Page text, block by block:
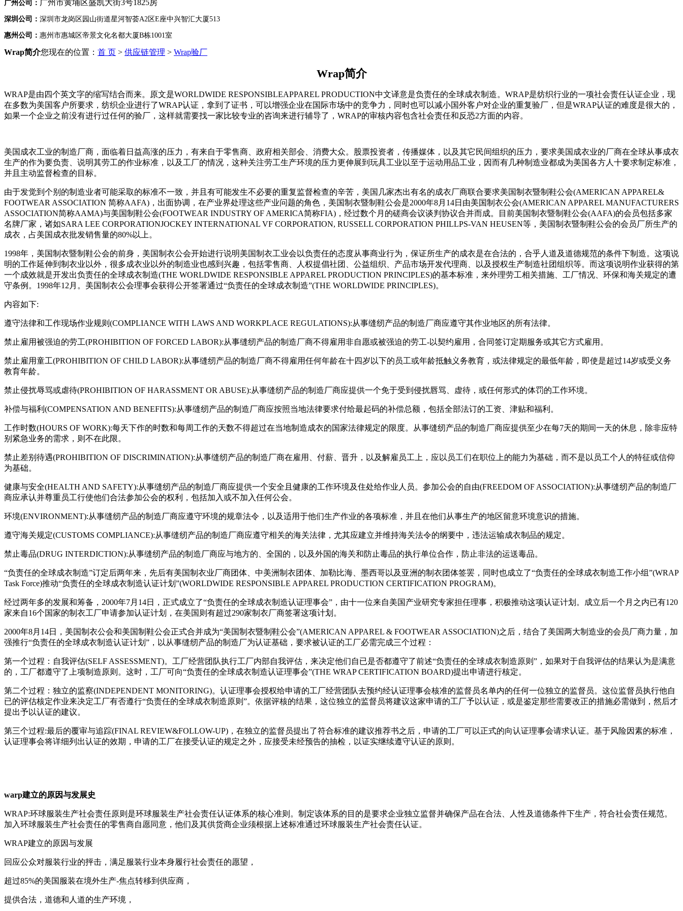
广州公司： 广州市黄埔区盛凯大街3号1825房
深圳公司： 深圳市龙岗区园山街道星河智荟A2区E座中兴智汇大厦513
惠州公司： 惠州市惠城区帝景文化名都大厦B栋1001室
Wrap简介您现在的位置： 首 页 > 供应链管理 > Wrap验厂
Wrap简介
WRAP是由四个英文字的缩写结合而来。原文是WORLDWIDE RESPONSIBLEAPPAREL PRODUCTION中文译意是负责任的全球成衣制造。WRAP是纺织行业的一项社会责任认证企业，现
在多数为美国客户所要求，纺织企业进行了WRAP认证，拿到了证书，可以增强企业在国际市场中的竞争力，同时也可以减小国外客户对企业的重复验厂，但是WRAP认证的难度是很大的，
如果一个企业之前没有进行过任何的验厂，这样就需要找一家比较专业的咨询来进行辅导了，WRAP的审核内容包含社会责任和反恐2方面的内容。
美国成衣工业的制造厂商，面临着日益高涨的压力，有来自于零售商、政府相关部会、消费大众。股票投资者，传播媒体，以及其它民间组织的压力，要求美国成衣业的厂商在全球从事成衣
生产的作为要负责、说明其劳工的作业标准，以及工厂的情况，这种关注劳工生产环境的压力更伸展到玩具工业以至于运动用品工业，因而有几种制造业都成为美国各方人十要求制定标准，
并且主动监督检查的目标。
由于发觉到个别的制造业者可能采取的标准不一致，并且有可能发生不必要的重复监督检查的辛苦，美国几家杰出有名的成衣厂商联合要求美国制衣暨制鞋公会(AMERICAN APPAREL&
FOOTWEAR ASSOCIATION 简称AAFA)，出面协调，在产业界处理这些产业问题的角色，美国制衣暨制鞋公会是2000年8月14日由美国制衣公会(AMERICAN APPAREL MANUFACTURERS
ASSOCIATION简称AAMA)与美国制鞋公会(FOOTWEAR INDUSTRY OF AMERICA简称FIA)，经过数个月的磋商会议谈判协议合并而成。目前美国制衣暨制鞋公会(AAFA)的会员包括多家
名牌厂家，诸如SARA LEE CORPORATIONJOCKEY INTERNATIONAL VF CORPORATION, RUSSELL CORPORATION PHILLPS-VAN HEUSEN等，美国制衣暨制鞋公会的会员厂所生产的
成衣，占美国成衣批发销售量的80%以上。
1998年，美国制衣暨制鞋公会的前身，美国制衣公会开始进行说明美国制衣工业会以负责任的态度从事商业行为，保证所生产的成衣是在合法的，合乎人道及道德规范的条件下制造。这项说
明的工作延伸到制衣业以外，很多成衣业以外的制造业也感到兴趣，包括零售商、人权提倡社团、公益组织、产品市场开发代理商、以及授权生产制造社团组织等。而这项说明作业获得的第
一个成效就是开发出负责任的全球成衣制造(THE WORLDWIDE RESPONSIBLE APPAREL PRODUCTION PRINCIPLES)的基本标准，来外理劳工相关措施、工厂情况、环保和海关规定的遭
守条例。1998年12月。美国制衣公会理事会获得公开签署通过“负责任的全球成衣制造”(THE WORLDWIDE PRINCIPLES)。
内容如下:
遵守法律和工作现场作业规则(COMPLIANCE WITH LAWS AND WORKPLACE REGULATIONS):从事缝纫产品的制造厂商应遵守其作业地区的所有法律。
禁止雇用被强迫的劳工(PROHIBITION OF FORCED LABOR):从事缝纫产品的制造厂商不得雇用非自愿或被强迫的劳工-以契约雇用，合同签订定期服务或其它方式雇用。
禁止雇用童工(PROHIBITION OF CHILD LABOR):从事缝纫产品的制造厂商不得雇用任何年龄在十四岁以下的员工或年龄抵触义务教育，或法律规定的最低年龄，即使是超过14岁或受义务
教育年龄。
禁止侵扰辱骂或虐待(PROHIBITION OF HARASSMENT OR ABUSE):从事缝纫产品的制造厂商应提供一个免于受到侵扰唇骂、虚待，或任何形式的体罚的工作环境。
补偿与福利(COMPENSATION AND BENEFITS):从事缝纫产品的制造厂商应按照当地法律要求付给最起码的补偿总额，包括全部法订的工资、津贴和福利。
工作时数(HOURS OF WORK):每天下作的时数和每周工作的天数不得超过在当地制造成衣的国家法律规定的限度。从事缝纫产品的制造厂商应提供至少在每7天的期间一天的休息，除非应特
别紧急业务的需求，则不在此限。
禁止差别待遇(PROHIBITION OF DISCRIMINATION):从事缝纫产品的制造厂商在雇用、付薪、晋升，以及解雇员工上，应以员工们在职位上的能力为基础，而不是以员工个人的特征或信仰
为基础。
健康与安全(HEALTH AND SAFETY):从事缝纫产品的制造厂商应提供一个安全且健康的工作环境及住处给作业人员。参加公会的自由(FREEDOM OF ASSOCIATION):从事缝纫产品的制造厂
商应承认并尊重员工行使他们合法参加公会的权利，包括加入或不加入任何公会。
环境(ENVIRONMENT):从事缝纫产品的制造厂商应遵守环境的规章法令，以及适用于他们生产作业的各项标准，并且在他们从事生产的地区留意环境意识的措施。
遵守海关规定(CUSTOMS COMPLIANCE):从事缝纫产品的制造厂商应遵守相关的海关法律，尤其应建立并维持海关法令的纲要中，违法运输成衣制品的规定。
禁止毒品(DRUG INTERDICTION):从事缝纫产品的制造厂商应与地方的、全国的，以及外国的海关和防止毒品的执行单位合作，防止非法的运送毒品。
“负责任的全球成衣制造”订定后两年来，先后有美国制衣业厂商团体、中美洲制衣团体、加勒比海、墨西哥以及亚洲的制衣团体签罢，同时也成立了“负责任的全球成衣制造工作小组”(WRAP
Task Force)推动“负责任的全球成衣制造认证计划”(WORLDWIDE RESPONSIBLE APPAREL PRODUCTION CERTIFICATION PROGRAM)。
经过两年多的发展和筹备，2000年7月14日，正式成立了“负责任的全球成衣制造认证理事会”，由十一位来自美国产业研究专家担任理事，积极推动这项认证计划。成立后一个月之内已有120
家来自16个国家的制衣工厂申请参加认证计划，在美国则有超过290家制衣厂商签署这项计划。
2000年8月14日，美国制衣公会和美国制鞋公会正式合并成为“美国制衣暨制鞋公会”(AMERICAN APPAREL & FOOTWEAR ASSOCIATION)之后，结合了美国两大制造业的会员厂商力量，加
强推行“负责任的全球成衣制造认证计划”，以从事缝纫产品的制造厂为认证基础，要求被认证的工厂必需完成三个过程：
第一个过程：自我评估(SELF ASSESSMENT)。工厂经营团队执行工厂内部自我评估，来决定他们自已是否都遵守了前述“负责任的全球成衣制造原则”，如果对于自我评估的结果认为是满意
的，工厂都遵守了上项制造原则。这时，工厂可向“负责任的全球成衣制造认证理事会”(THE WRAP CERTIFICATION BOARD)提出申请进行核定。
第二个过程：独立的监察(INDEPENDENT MONITORING)。认证理事会授权给申请的工厂经营团队去预约经认证理事会核准的监督员名单内的任何一位独立的监督员。这位监督员执行他自
已的评估核定作业来决定工厂有否遵行“负责任的全球成衣制造原则”。依据评核的结果，这位独立的监督员将建议这家申请的工厂予以认证，或是鉴定那些需要改正的措施必需做到，然后才
提出予以认证的建议。
第三个过程:最后的覆审与追踪(FINAL REVIEW&FOLLOW-UP)，在独立的监督员提出了符合标准的建议推荐书之后，申请的工厂可以正式的向认证理事会请求认证。基于风险因素的标准，
认证理事会将详细列出认证的效期，申请的工厂在接受认证的规定之外，应接受未经预告的抽检，以证实继续遵守认证的原则。
warp建立的原因与发展史
WRAP:环球服装生产社会责任原则是环球服装生产社会责任认证体系的核心准则。制定该体系的目的是要求企业独立监督并确保产品在合法、人性及道德条件下生产，符合社会责任规范。
加入环球服装生产社会责任的零售商自愿同意，他们及其供货商企业须根据上述标准通过环球服装生产社会责任认证。
WRAP建立的原因与发展
回应公众对服装行业的抨击，满足服装行业本身履行社会责任的愿望，
超过85%的美国服装在境外生产-焦点转移到供应商，
提供合法，道德和人道的生产环境，